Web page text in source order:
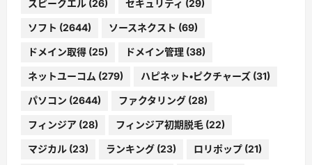
スピークエル (26) セキュリティ (29)
ソフト (2644) ソースネクスト (69)
ドメイン取得 (25) ドメイン管理 (38)
ネットユーコム (279) ハピネット・ピクチャーズ (31)
パソコン (2644) ファクタリング (28)
フィンジア (28) フィンジア初期脱毛 (22)
マジカル (23) ランキング (23) ロリポップ (21)